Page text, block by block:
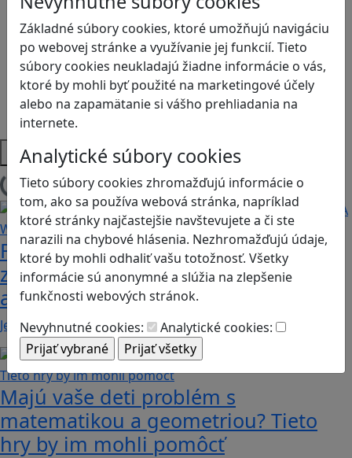
Základné súbory cookies, ktoré umožňujú navigáciu
po webovej stránke a využívanie jej funkcií. Tieto
súbory cookies neukladajú žiadne informácie o vás,
ktoré by mohli byť použité na marketingové účely
alebo na zapamätanie si vášho prehliadania na
internete.
Analytické súbory cookies
Tieto súbory cookies zhromažďujú informácie o
tom, ako sa používa webová stránka, napríklad
ktoré stránky najčastejšie navštevujete a či ste
narazili na chybové hlásenia. Nezhromažďujú údaje,
ktoré by mohli odhaliť vašu totožnosť. Všetky
informácie sú anonymné a slúžia na zlepšenie
funkčnosti webových stránok.
Nevyhnutné cookies:
Analytické cookies:
Logické myslenie
Ľudské práva a tolerancia
Motorika a koncentrácia
Programovanie/Technika
Sociálne zručnosti a kooperácia
Strategické myslenie
Zdravie a pohyb
Platformy
Načítam blogy
Fotografujte zvieratká, aby ste
zachránili ostrov v Alba: A Wildlife
adventure
Jednoduchá hra, vhodná pre kohokoľvek z rodiny,…
Majú vaše deti problém s
matematikou a geometriou? Tieto
hry by im mohli pomôcť